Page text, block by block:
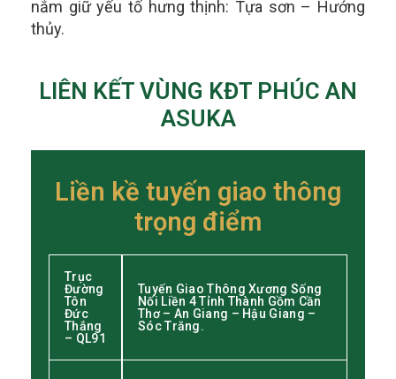
nắm giữ yếu tố hưng thịnh: Tựa sơn – Hướng
thủy.
LIÊN KẾT VÙNG KĐT PHÚC AN
ASUKA
Liền kề tuyến giao thông
trọng điểm
Trục
Đường
Tôn
Đức
Thắng
– QL91
Tuyến Giao Thông Xương Sống
Nối Liền 4 Tỉnh Thành Gồm Cần
Thơ – An Giang – Hậu Giang –
Sóc Trăng.